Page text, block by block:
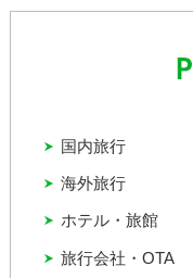
ホテル・旅館
国内旅行
旅行会社・OTA
海外旅行